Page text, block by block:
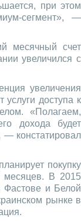
при этом
сегмент», —
месячный счет
увеличился с
увеличения
услуги доступа к
«Полагаем,
дохода будет
— констатировал
покупку
месяцев. В 2015
Фастове и Белой
рынке в